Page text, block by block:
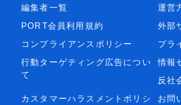
編集者一覧
運営
PORT会員利用規約
外部
コンプライアンスポリシー
プラ
行動ターゲティング広告につい
て
情報
反社
カスタマーハラスメントポリシ
お問